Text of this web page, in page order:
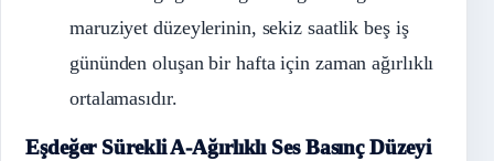
maruziyet düzeylerinin, sekiz saatlik beş iş
gününden oluşan bir hafta için zaman ağırlıklı
ortalamasıdır.
Eşdeğer Sürekli A-Ağırlıklı Ses Basınç Düzeyi